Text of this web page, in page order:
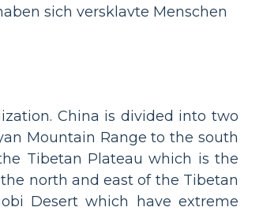
sich versklavte Menschen
China is divided into two
Mountain Range to the south
Tibetan Plateau which is the
north and east of the Tibetan
Desert which have extreme